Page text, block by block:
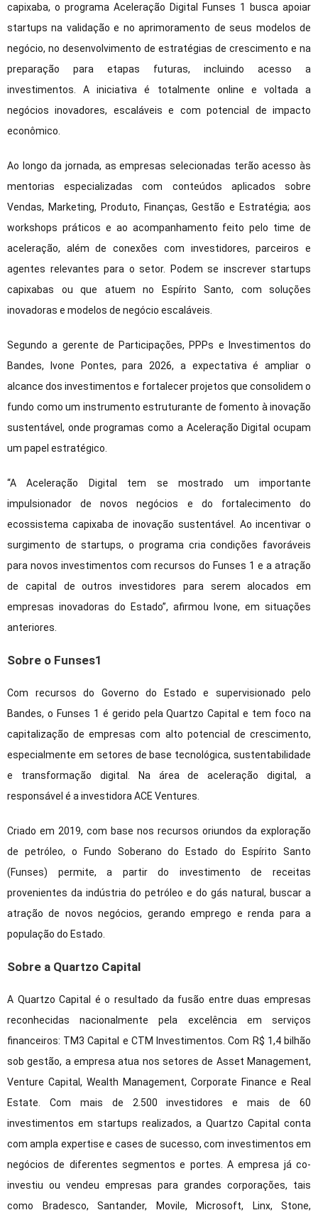
capixaba, o programa Aceleração Digital Funses 1 busca apoiar
startups na validação e no aprimoramento de seus modelos de
negócio, no desenvolvimento de estratégias de crescimento e na
preparação para etapas futuras, incluindo acesso a
investimentos. A iniciativa é totalmente online e voltada a
negócios inovadores, escaláveis e com potencial de impacto
econômico.
Ao longo da jornada, as empresas selecionadas terão acesso às
mentorias especializadas com conteúdos aplicados sobre
Vendas, Marketing, Produto, Finanças, Gestão e Estratégia; aos
workshops práticos e ao acompanhamento feito pelo time de
aceleração, além de conexões com investidores, parceiros e
agentes relevantes para o setor. Podem se inscrever startups
capixabas ou que atuem no Espírito Santo, com soluções
inovadoras e modelos de negócio escaláveis.
Segundo a gerente de Participações, PPPs e Investimentos do
Bandes, Ivone Pontes, para 2026, a expectativa é ampliar o
alcance dos investimentos e fortalecer projetos que consolidem o
fundo como um instrumento estruturante de fomento à inovação
sustentável, onde programas como a Aceleração Digital ocupam
um papel estratégico.
“A Aceleração Digital tem se mostrado um importante
impulsionador de novos negócios e do fortalecimento do
ecossistema capixaba de inovação sustentável. Ao incentivar o
surgimento de startups, o programa cria condições favoráveis
para novos investimentos com recursos do Funses 1 e a atração
de capital de outros investidores para serem alocados em
empresas inovadoras do Estado”, afirmou Ivone, em situações
anteriores.
Sobre o Funses1
Com recursos do Governo do Estado e supervisionado pelo
Bandes, o Funses 1 é gerido pela Quartzo Capital e tem foco na
capitalização de empresas com alto potencial de crescimento,
especialmente em setores de base tecnológica, sustentabilidade
e transformação digital. Na área de aceleração digital, a
responsável é a investidora ACE Ventures.
Criado em 2019, com base nos recursos oriundos da exploração
de petróleo, o Fundo Soberano do Estado do Espírito Santo
(Funses) permite, a partir do investimento de receitas
provenientes da indústria do petróleo e do gás natural, buscar a
atração de novos negócios, gerando emprego e renda para a
população do Estado.
Sobre a Quartzo Capital
A Quartzo Capital é o resultado da fusão entre duas empresas
reconhecidas nacionalmente pela excelência em serviços
financeiros: TM3 Capital e CTM Investimentos. Com R$ 1,4 bilhão
sob gestão, a empresa atua nos setores de Asset Management,
Venture Capital, Wealth Management, Corporate Finance e Real
Estate. Com mais de 2.500 investidores e mais de 60
investimentos em startups realizados, a Quartzo Capital conta
com ampla expertise e cases de sucesso, com investimentos em
negócios de diferentes segmentos e portes. A empresa já co-
investiu ou vendeu empresas para grandes corporações, tais
como Bradesco, Santander, Movile, Microsoft, Linx, Stone,